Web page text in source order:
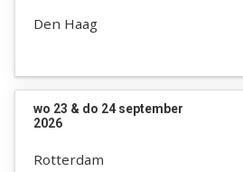
Den Haag
wo 23 & do 24 september
2026
Rotterdam